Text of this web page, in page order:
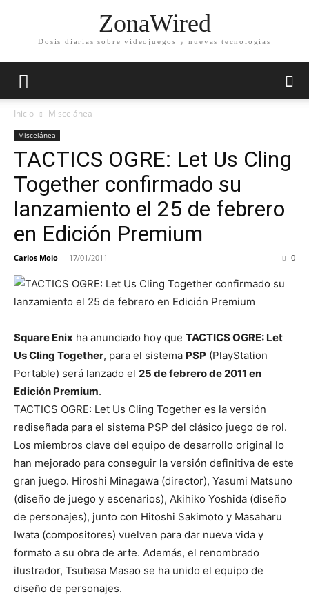
ZonaWired
Dosis diarias sobre videojuegos y nuevas tecnologías
Inicio Miscelánea
Miscelánea
TACTICS OGRE: Let Us Cling
Together confirmado su
lanzamiento el 25 de febrero
en Edición Premium
Carlos Moio - 17/01/2011 0
Square Enix ha anunciado hoy que TACTICS OGRE: Let
Us Cling Together, para el sistema PSP (PlayStation
Portable) será lanzado el 25 de febrero de 2011 en
Edición Premium.
TACTICS OGRE: Let Us Cling Together es la versión
rediseñada para el sistema PSP del clásico juego de rol.
Los miembros clave del equipo de desarrollo original lo
han mejorado para conseguir la versión definitiva de este
gran juego. Hiroshi Minagawa (director), Yasumi Matsuno
(diseño de juego y escenarios), Akihiko Yoshida (diseño
de personajes), junto con Hitoshi Sakimoto y Masaharu
Iwata (compositores) vuelven para dar nueva vida y
formato a su obra de arte. Además, el renombrado
ilustrador, Tsubasa Masao se ha unido el equipo de
diseño de personajes.